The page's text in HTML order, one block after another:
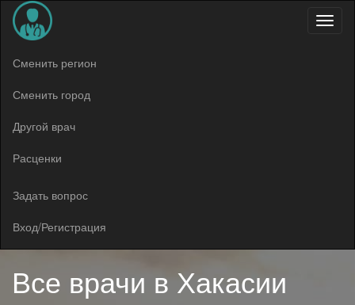
Меню
Сменить регион
Сменить город
Другой врач
Расценки
Задать вопрос
Вход/Регистрация
Все врачи в Хакасии